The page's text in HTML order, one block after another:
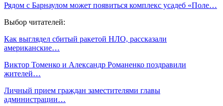
Рядом с Барнаулом может появиться комплекс усадеб «Поле…
Выбор читателей:
Как выглядел сбитый ракетой НЛО, рассказали
американские…
Виктор Томенко и Александр Романенко поздравили
жителей…
Личный прием граждан заместителями главы
администрации…